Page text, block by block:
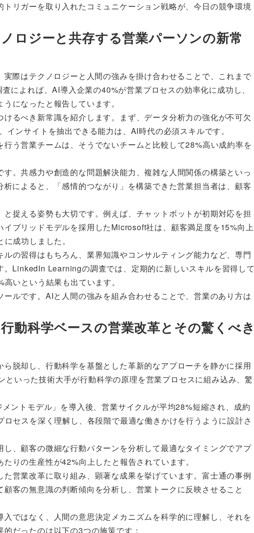
リガーを取り入れたコミュニケーション戦略が、今日の競争環境
ロジーと共存する営業パーソンの新常
際はテクノロジーと人間の強みを掛け合わせることで、これまで
によれば、AI導入企業の40%が営業プロセスの効率化に成功し、
になったと報告しています。
るべき新常識を紹介します。まず、データ分析力の強化が不可欠
ンサイトを抽出できる能力は、AI時代の必須スキルです。
う営業チームは、そうでないチームと比較して28%高い成約率を
。共感力や創造的な問題解決能力、複雑な人間関係の構築といっ
によると、「感情的つながり」を構築できた営業担当者は、顧客
捉える姿勢も大切です。例えば、チャットボットが初期対応を担
ブリッドモデルを採用したMicrosoft社は、顧客満足度を15%向上
成功しました。
の習得はもちろん、業界知識やコンサルティング能力など、専門
LinkedIn Learningの調査では、定期的に新しいスキルを習得して
いという結果も出ています。
ルです。AIと人間の強みを組み合わせることで、営業のあり方は
動科学ベースの営業改革とその驚くべき
脱却し、行動科学を基盤とした革新的なアプローチを静かに採用
いった技術大手が行動科学の原理を営業プロセスに組み込み、驚
ントモデル」を導入後、営業サイクルが平均28%短縮され、成約
セスを深く理解し、各段階で最適な働きかけを行うように設計さ
、顧客の微細な行動パターンを分析して最適なタイミングでアプ
りの生産性が42%向上したと報告されています。
営業改革に取り組み、顕著な成果を挙げています。富士通の事例
客の無意識の判断傾向を分析し、営業トークに反映させること
ではなく、人間の意思決定メカニズムを科学的に理解し、それを
だったのは以下の3つの施策です：